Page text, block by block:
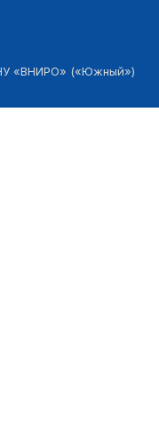
«ВНИРО» («Южный»)